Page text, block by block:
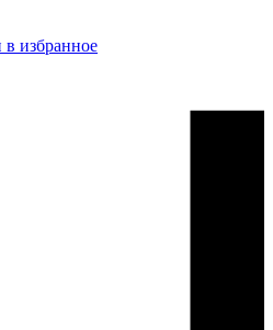
избранное